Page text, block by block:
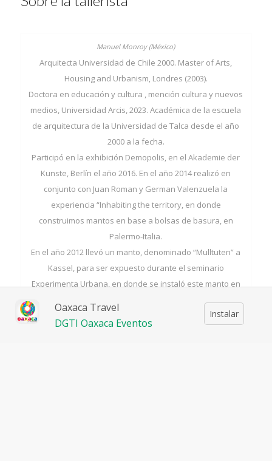
Arquitecta Universidad de Chile 2000. Master of Arts,
Housing and Urbanism, Londres (2003).
Doctora en educación y cultura , mención cultura y nuevos
medios, Universidad Arcis, 2023. Académica de la escuela
de arquitectura de la Universidad de Talca desde el año
2000 a la fecha.
Participó en la exhibición Demopolis, en el Akademie der
Kunste, Berlín el año 2016. En el año 2014 realizó en
conjunto con Juan Roman y German Valenzuela la
experiencia “Inhabiting the territory, en donde
construimos mantos en base a bolsas de basura, en
Palermo-Italia.
En el año 2012 llevó un manto, denominado “Mulltuten” a
Kassel, para ser expuesto durante el seminario
Experimenta Urbana, en donde se instaló este manto en
las dependencias de la Universidad de Kassel- Alemania.
En el año 2024 realizó una residencia artística en el
Oaxaca Travel
DGTI Oaxaca Eventos
Instalar